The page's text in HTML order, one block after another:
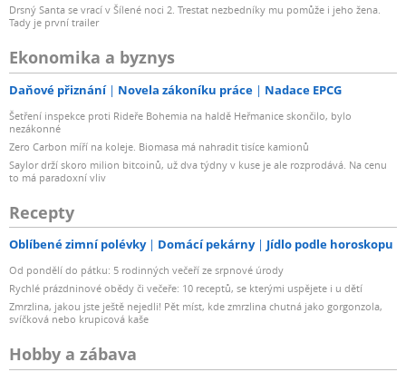
Drsný Santa se vrací v Šílené noci 2. Trestat nezbedníky mu pomůže i jeho žena.
Tady je první trailer
Ekonomika a byznys
Daňové přiznání Novela zákoníku práce Nadace EPCG
Šetření inspekce proti Rideře Bohemia na haldě Heřmanice skončilo, bylo
nezákonné
Zero Carbon míří na koleje. Biomasa má nahradit tisíce kamionů
Saylor drží skoro milion bitcoinů, už dva týdny v kuse je ale rozprodává. Na cenu
to má paradoxní vliv
Recepty
Oblíbené zimní polévky Domácí pekárny Jídlo podle horoskopu
Od pondělí do pátku: 5 rodinných večeří ze srpnové úrody
Rychlé prázdninové obědy či večeře: 10 receptů, se kterými uspějete i u dětí
Zmrzlina, jakou jste ještě nejedli! Pět míst, kde zmrzlina chutná jako gorgonzola,
svíčková nebo krupicová kaše
Hobby a zábava